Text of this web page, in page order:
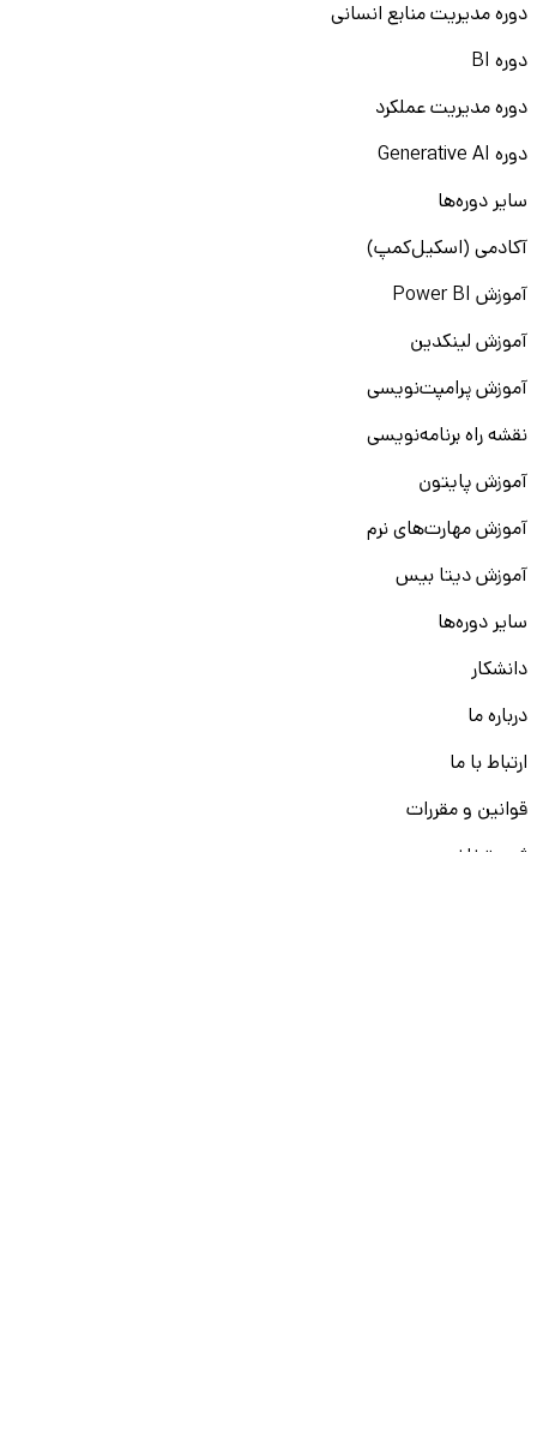
دوره مدیریت منابع انسانی
دوره BI
دوره مدیریت عملکرد
دوره Generative AI
سایر دوره‌ها
آکادمی (اسکیل‌کمپ)
آموزش Power BI
آموزش لینکدین
آموزش پرامپت‌نویسی
نقشه راه برنامه‌نویسی
آموزش پایتون
آموزش مهارت‌های نرم
آموزش دیتا بیس
سایر دوره‌ها
دانشکار
درباره ما
ارتباط با ما
قوانین و مقررات
ثبت تخلف